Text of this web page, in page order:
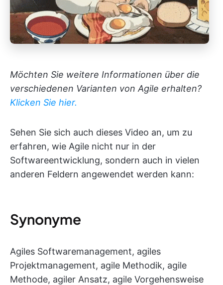
Möchten Sie weitere Informationen über die
verschiedenen Varianten von Agile erhalten?
Klicken Sie hier.
Sehen Sie sich auch dieses Video an, um zu
erfahren, wie Agile nicht nur in der
Softwareentwicklung, sondern auch in vielen
anderen Feldern angewendet werden kann:
Synonyme
Agiles Softwaremanagement, agiles
Projektmanagement, agile Methodik, agile
Methode, agiler Ansatz, agile Vorgehensweise